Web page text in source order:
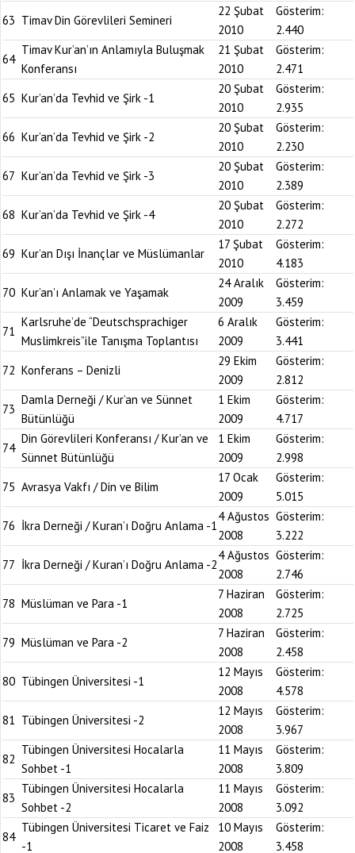
63 Timav Din Görevlileri Semineri
22 Şubat
2010
Gösterim:
2.440
64
Timav Kur’an’ın Anlamıyla Buluşmak
Konferansı
21 Şubat
2010
Gösterim:
2.471
65 Kur’an’da Tevhid ve Şirk -1
20 Şubat
2010
Gösterim:
2.935
66 Kur’an’da Tevhid ve Şirk -2
20 Şubat
2010
Gösterim:
2.230
67 Kur’an’da Tevhid ve Şirk -3
20 Şubat
2010
Gösterim:
2.389
68 Kur’an’da Tevhid ve Şirk -4
20 Şubat
2010
Gösterim:
2.272
69 Kur’an Dışı İnançlar ve Müslümanlar
17 Şubat
2010
Gösterim:
4.183
70 Kur’an’ı Anlamak ve Yaşamak
24 Aralık
2009
Gösterim:
3.459
71
Karlsruhe’de “Deutschsprachiger
Muslimkreis”ile Tanışma Toplantısı
6 Aralık
2009
Gösterim:
3.441
72 Konferans – Denizli
29 Ekim
2009
Gösterim:
2.812
73
Damla Derneği / Kur’an ve Sünnet
Bütünlüğü
1 Ekim
2009
Gösterim:
4.717
74
Din Görevlileri Konferansı / Kur’an ve
Sünnet Bütünlüğü
1 Ekim
2009
Gösterim:
2.998
75 Avrasya Vakfı / Din ve Bilim
17 Ocak
2009
Gösterim:
5.015
76 İkra Derneği / Kuran’ı Doğru Anlama -1
4 Ağustos
2008
Gösterim:
3.222
77 İkra Derneği / Kuran’ı Doğru Anlama -2
4 Ağustos
2008
Gösterim:
2.746
78 Müslüman ve Para -1
7 Haziran
2008
Gösterim:
2.725
79 Müslüman ve Para -2
7 Haziran
2008
Gösterim:
2.458
80 Tübingen Üniversitesi -1
12 Mayıs
2008
Gösterim:
4.578
81 Tübingen Üniversitesi -2
12 Mayıs
2008
Gösterim:
3.967
82
Tübingen Üniversitesi Hocalarla
Sohbet -1
11 Mayıs
2008
Gösterim:
3.809
83
Tübingen Üniversitesi Hocalarla
Sohbet -2
11 Mayıs
2008
Gösterim:
3.092
84
Tübingen Üniversitesi Ticaret ve Faiz
-1
10 Mayıs
2008
Gösterim:
3.458